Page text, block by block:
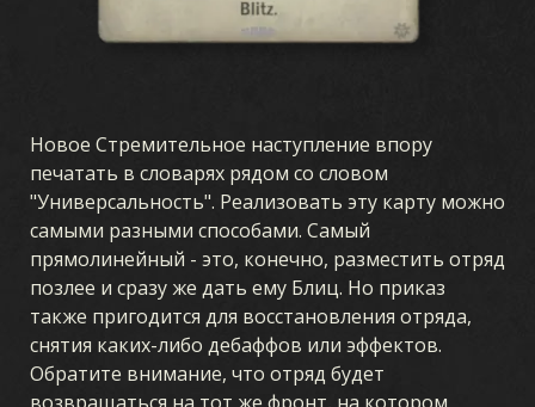
Новое Стремительное наступление впору
печатать в словарях рядом со словом
"Универсальность". Реализовать эту карту можно
самыми разными способами. Самый
прямолинейный - это, конечно, разместить отряд
позлее и сразу же дать ему Блиц. Но приказ
также пригодится для восстановления отряда,
снятия каких-либо дебаффов или эффектов.
Обратите внимание, что отряд будет